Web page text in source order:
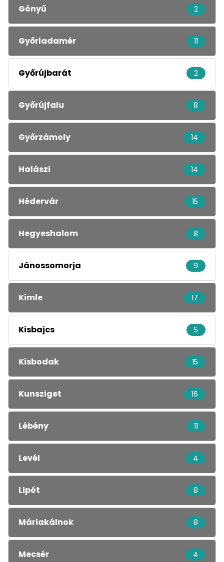
Gönyű 2
Győrladamér 11
Győrújbarát 2
Győrújfalu 8
Győrzámoly 14
Halászi 14
Hédervár 15
Hegyeshalom 8
Jánossomorja 9
Kimle 17
Kisbajcs 5
Kisbodak 15
Kunsziget 16
Lébény 11
Levél 4
Lipót 8
Máriakálnok 8
Mecsér 4